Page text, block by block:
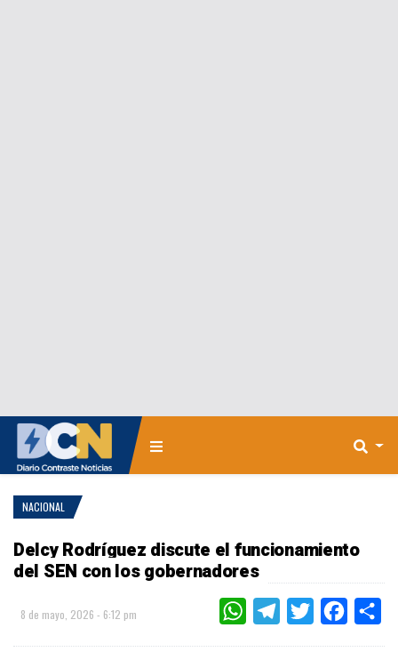
NACIONAL
Delcy Rodríguez discute el funcionamiento
del SEN con los gobernadores
8 de mayo, 2026 - 6:12 pm WHATSAPPTELEGRAMTWITTER